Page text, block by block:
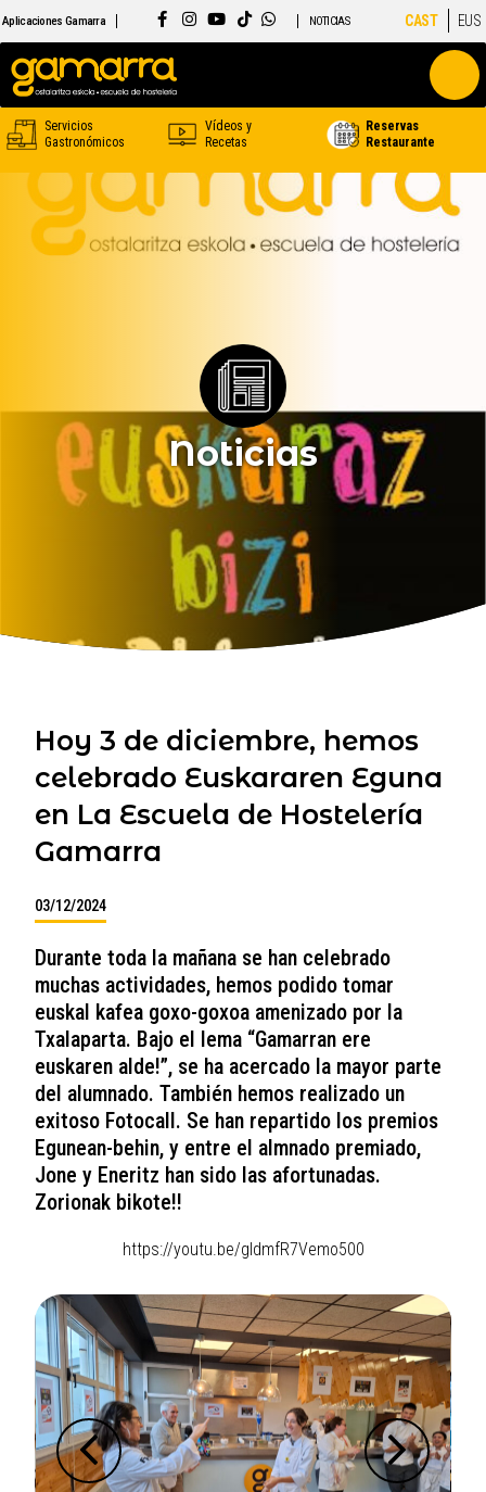
Aplicaciones Gamarra NOTICIAS CAST EUS
Servicios
Gastronómicos
Vídeos y
Recetas
Reservas
Restaurante
Noticias
Hoy 3 de diciembre, hemos
celebrado Euskararen Eguna
en La Escuela de Hostelería
Gamarra
03/12/2024
Durante toda la mañana se han celebrado
muchas actividades, hemos podido tomar
euskal kafea goxo-goxoa amenizado por la
Txalaparta. Bajo el lema “Gamarran ere
euskaren alde!”, se ha acercado la mayor parte
del alumnado. También hemos realizado un
exitoso Fotocall. Se han repartido los premios
Egunean-behin, y entre el almnado premiado,
Jone y Eneritz han sido las afortunadas.
Zorionak bikote!!
https://youtu.be/gldmfR7Vemo500